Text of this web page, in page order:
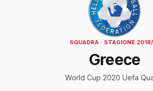
SQUADRA · STAGIONE
Greece
World Cup 2020 Uefa